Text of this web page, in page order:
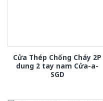
Cửa Thép Chống Cháy 2P
dung 2 tay nam Cửa-a-
SGD